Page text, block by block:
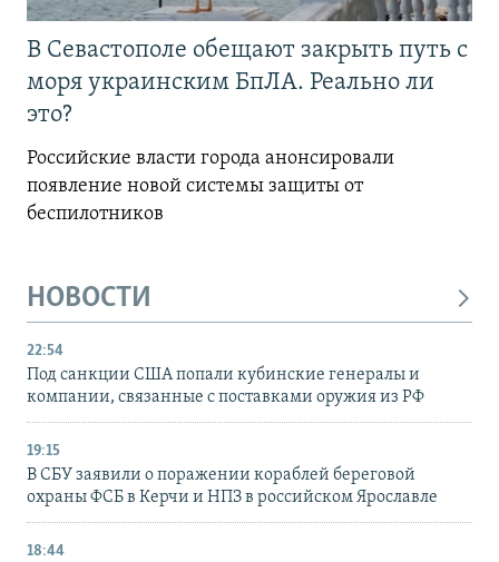
В Севастополе обещают закрыть путь с
моря украинским БпЛА. Реально ли
это?
Российские власти города анонсировали
появление новой системы защиты от
беспилотников
НОВОСТИ
22:54
Под санкции США попали кубинские генералы и
компании, связанные с поставками оружия из РФ
19:15
В СБУ заявили о поражении кораблей береговой
охраны ФСБ в Керчи и НПЗ в российском Ярославле
18:44